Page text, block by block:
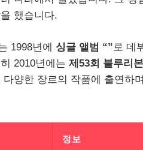
했습니다.
1998년에 싱글 앨범 “” 로 데
2010년에는 제53회 블루리
다양한 장르의 작품에 출연하
정보